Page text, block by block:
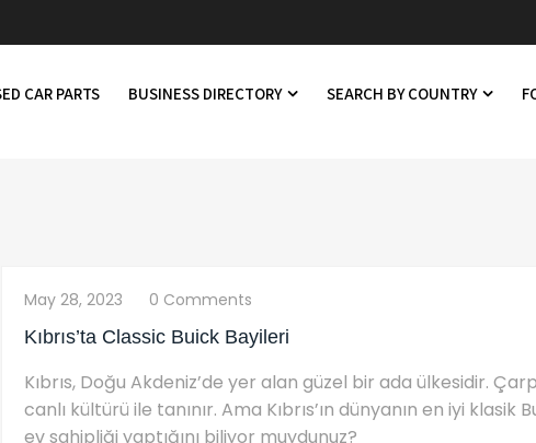
CAR PARTS BUSINESS DIRECTORY SEARCH BY COUNTRY
May 28, 2023
0 Comments
Kıbrıs’ta Classic Buick Bayileri
Kıbrıs, Doğu Akdeniz’de yer alan güzel bir ada ülkesidir.
canlı kültürü ile tanınır. Ama Kıbrıs’ın dünyanın en iyi
ev sahipliği yaptığını biliyor muydunuz?